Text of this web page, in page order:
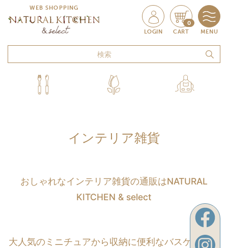
WEB SHOPPING
LOGIN
0
CART MENU
インテリア雑貨
おしゃれなインテリア雑貨の通販はNATURAL
KITCHEN & select
大人気のミニチュアから収納に便利なバスケットま